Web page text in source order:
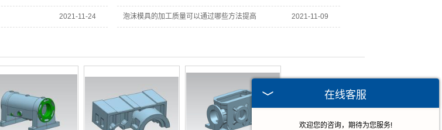
2021-11-24 2021-11-09
泡沫模具的加工质量可以通过哪些方法提高
在线客服
欢迎您的咨询，期待为您服务!